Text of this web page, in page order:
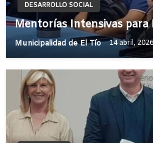
DESARROLLO SOCIAL
Mentorías Intensivas para
Municipalidad de El Tío 14 abril, 2026